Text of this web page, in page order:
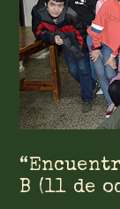
B (11 de